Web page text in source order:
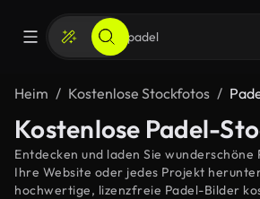
Heim Kostenlose Stockfotos
Kostenlose Padel-
Entdecken und laden Sie
Ihre Website oder jedes Projekt
hochwertige, lizenzfreie Padel-Bilder